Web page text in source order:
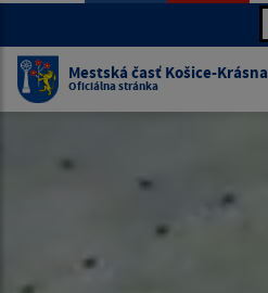
Mestská časť Košice-Krásna
Oficiálna stránka